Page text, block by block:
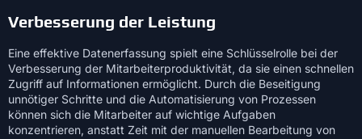
Verbesserung der Leistung
Eine effektive Datenerfassung spielt eine Schlüsselrolle bei der
Verbesserung der Mitarbeiterproduktivität, da sie einen schnellen
Zugriff auf Informationen ermöglicht. Durch die Beseitigung
unnötiger Schritte und die Automatisierung von Prozessen
können sich die Mitarbeiter auf wichtige Aufgaben
konzentrieren, anstatt Zeit mit der manuellen Bearbeitung von